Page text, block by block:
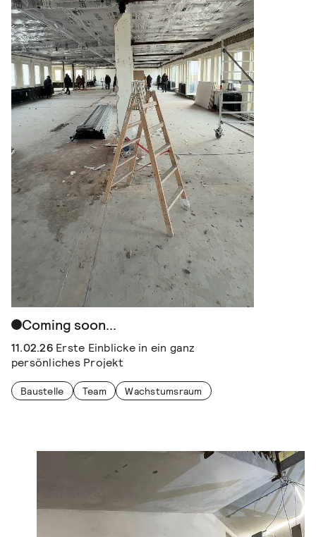
Coming soon...
11.02.26Erste Einblicke in ein ganz
persönliches Projekt
Baustelle Team Wachstumsraum